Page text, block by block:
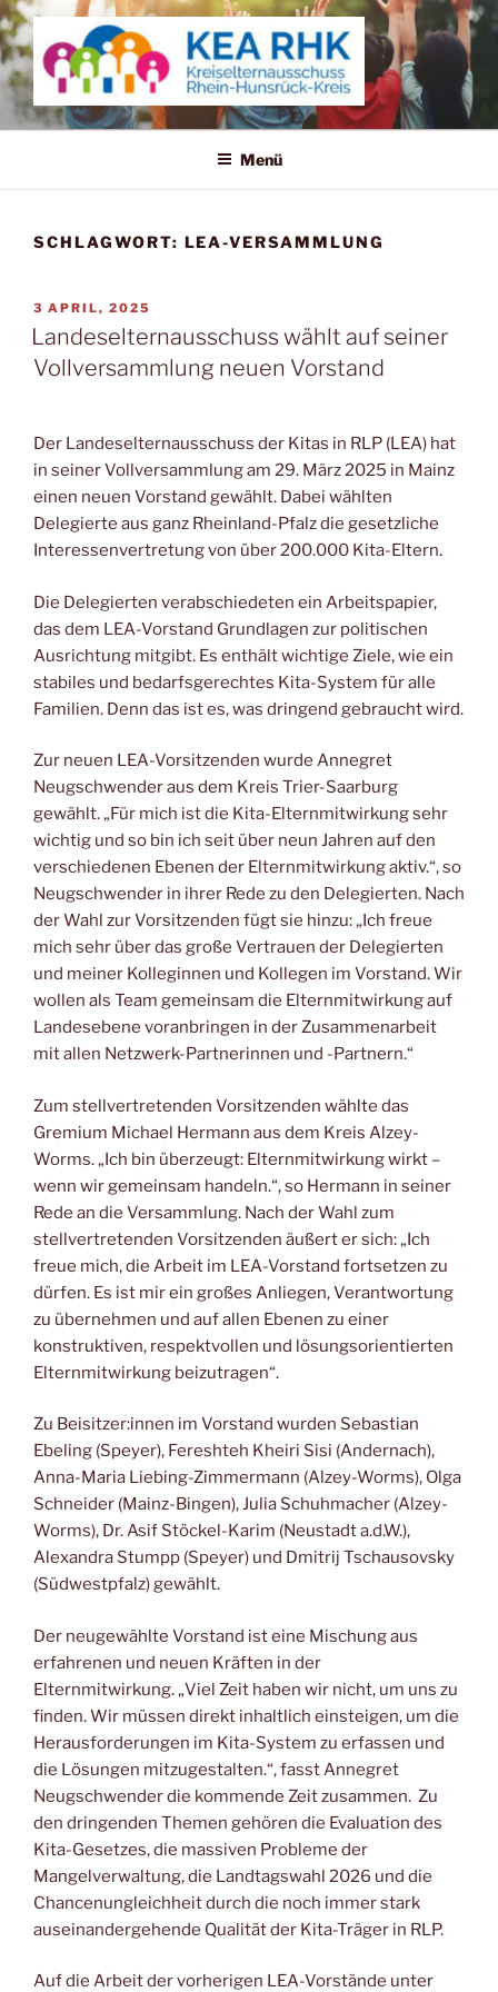
Zum
Inhalt
springen
KREISELTERNAUSSCHUSS
RHEIN-HUNSRÜCK-KREIS
Menü
SCHLAGWORT: LEA-VERSAMMLUNG
VERÖFFENTLICHT
AM
3 APRIL, 2025
Landeselternausschuss wählt auf seiner
Vollversammlung neuen Vorstand
Der Landeselternausschuss der Kitas in RLP (LEA) hat
in seiner Vollversammlung am 29. März 2025 in Mainz
einen neuen Vorstand gewählt. Dabei wählten
Delegierte aus ganz Rheinland-Pfalz die gesetzliche
Interessenvertretung von über 200.000 Kita-Eltern.
Die Delegierten verabschiedeten ein Arbeitspapier,
das dem LEA-Vorstand Grundlagen zur politischen
Ausrichtung mitgibt. Es enthält wichtige Ziele, wie ein
stabiles und bedarfsgerechtes Kita-System für alle
Familien. Denn das ist es, was dringend gebraucht wird.
Zur neuen LEA-Vorsitzenden wurde Annegret
Neugschwender aus dem Kreis Trier-Saarburg
gewählt. „Für mich ist die Kita-Elternmitwirkung sehr
wichtig und so bin ich seit über neun Jahren auf den
verschiedenen Ebenen der Elternmitwirkung aktiv.“, so
Neugschwender in ihrer Rede zu den Delegierten. Nach
der Wahl zur Vorsitzenden fügt sie hinzu: „Ich freue
mich sehr über das große Vertrauen der Delegierten
und meiner Kolleginnen und Kollegen im Vorstand. Wir
wollen als Team gemeinsam die Elternmitwirkung auf
Landesebene voranbringen in der Zusammenarbeit
mit allen Netzwerk-Partnerinnen und -Partnern.“
Zum stellvertretenden Vorsitzenden wählte das
Gremium Michael Hermann aus dem Kreis Alzey-
Worms. „Ich bin überzeugt: Elternmitwirkung wirkt –
wenn wir gemeinsam handeln.“, so Hermann in seiner
Rede an die Versammlung. Nach der Wahl zum
stellvertretenden Vorsitzenden äußert er sich: „Ich
freue mich, die Arbeit im LEA-Vorstand fortsetzen zu
dürfen. Es ist mir ein großes Anliegen, Verantwortung
zu übernehmen und auf allen Ebenen zu einer
konstruktiven, respektvollen und lösungsorientierten
Elternmitwirkung beizutragen“.
Zu Beisitzer:innen im Vorstand wurden Sebastian
Ebeling (Speyer), Fereshteh Kheiri Sisi (Andernach),
Anna-Maria Liebing-Zimmermann (Alzey-Worms), Olga
Schneider (Mainz-Bingen), Julia Schuhmacher (Alzey-
Worms), Dr. Asif Stöckel-Karim (Neustadt a.d.W.),
Alexandra Stumpp (Speyer) und Dmitrij Tschausovsky
(Südwestpfalz) gewählt.
Der neugewählte Vorstand ist eine Mischung aus
erfahrenen und neuen Kräften in der
Elternmitwirkung. „Viel Zeit haben wir nicht, um uns zu
finden. Wir müssen direkt inhaltlich einsteigen, um die
Herausforderungen im Kita-System zu erfassen und
die Lösungen mitzugestalten.“, fasst Annegret
Neugschwender die kommende Zeit zusammen. Zu
den dringenden Themen gehören die Evaluation des
Kita-Gesetzes, die massiven Probleme der
Mangelverwaltung, die Landtagswahl 2026 und die
Chancenungleichheit durch die noch immer stark
auseinandergehende Qualität der Kita-Träger in RLP.
Auf die Arbeit der vorherigen LEA-Vorstände unter